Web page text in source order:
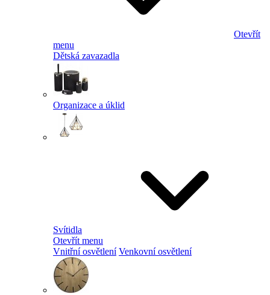
Otevřít
menu
Dětská zavazadla
Organizace a úklid
Svítidla
Otevřít menu
Vnitřní osvětlení Venkovní osvětlení